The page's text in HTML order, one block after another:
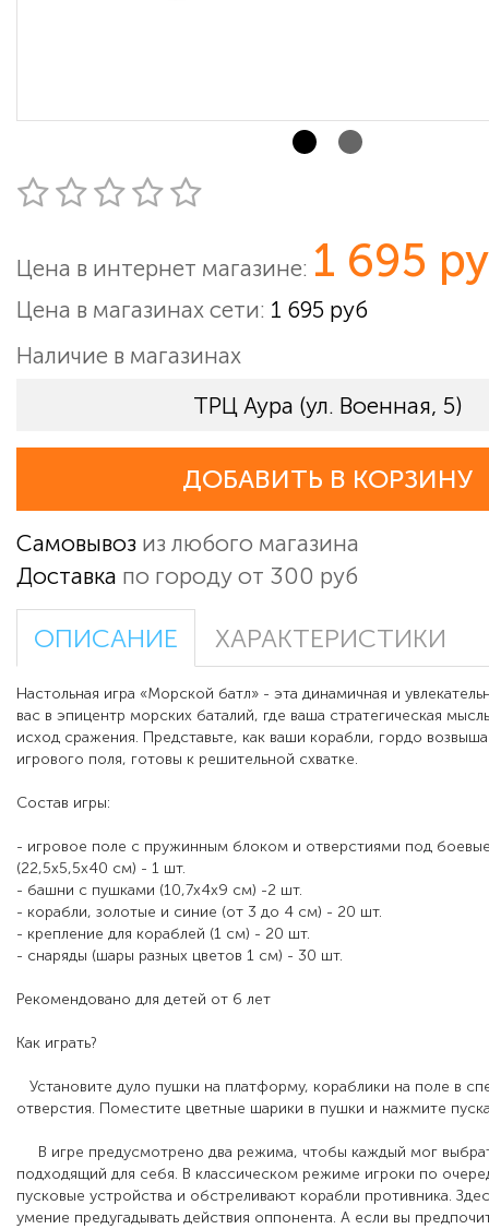
Цена в интернет магазине: 1 695
Цена в магазинах сети: 1 695 руб
Наличие в магазинах
ТРЦ Аура (ул. Военная, 5)
ДОБАВИТЬ В КОРЗИНУ
Самовывоз из любого магазина
Доставка по городу от 300 руб
ОПИСАНИЕ ХАРАКТЕРИСТИКИ
Настольная игра «Морской батл» - эта динамичная и
вас в эпицентр морских баталий, где ваша стратегическая
исход сражения. Представьте, как ваши корабли, гордо
игрового поля, готовы к решительной схватке.
Состав игры:
- игровое поле с пружинным блоком и отверстиями под
(22,5х5,5х40 см) - 1 шт.
- башни с пушками (10,7х4х9 см) -2 шт.
- корабли, золотые и синие (от 3 до 4 см) - 20 шт.
- крепление для кораблей (1 см) - 20 шт.
- снаряды (шары разных цветов 1 см) - 30 шт.
Рекомендовано для детей от 6 лет
Как играть?
Установите дуло пушки на платформу, кораблики на поле в
отверстия. Поместите цветные шарики в пушки и нажмите
В игре предусмотрено два режима, чтобы каждый мог
подходящий для себя. В классическом режиме игроки по
пусковые устройства и обстреливают корабли противника.
умение предугадывать действия оппонента. А если вы